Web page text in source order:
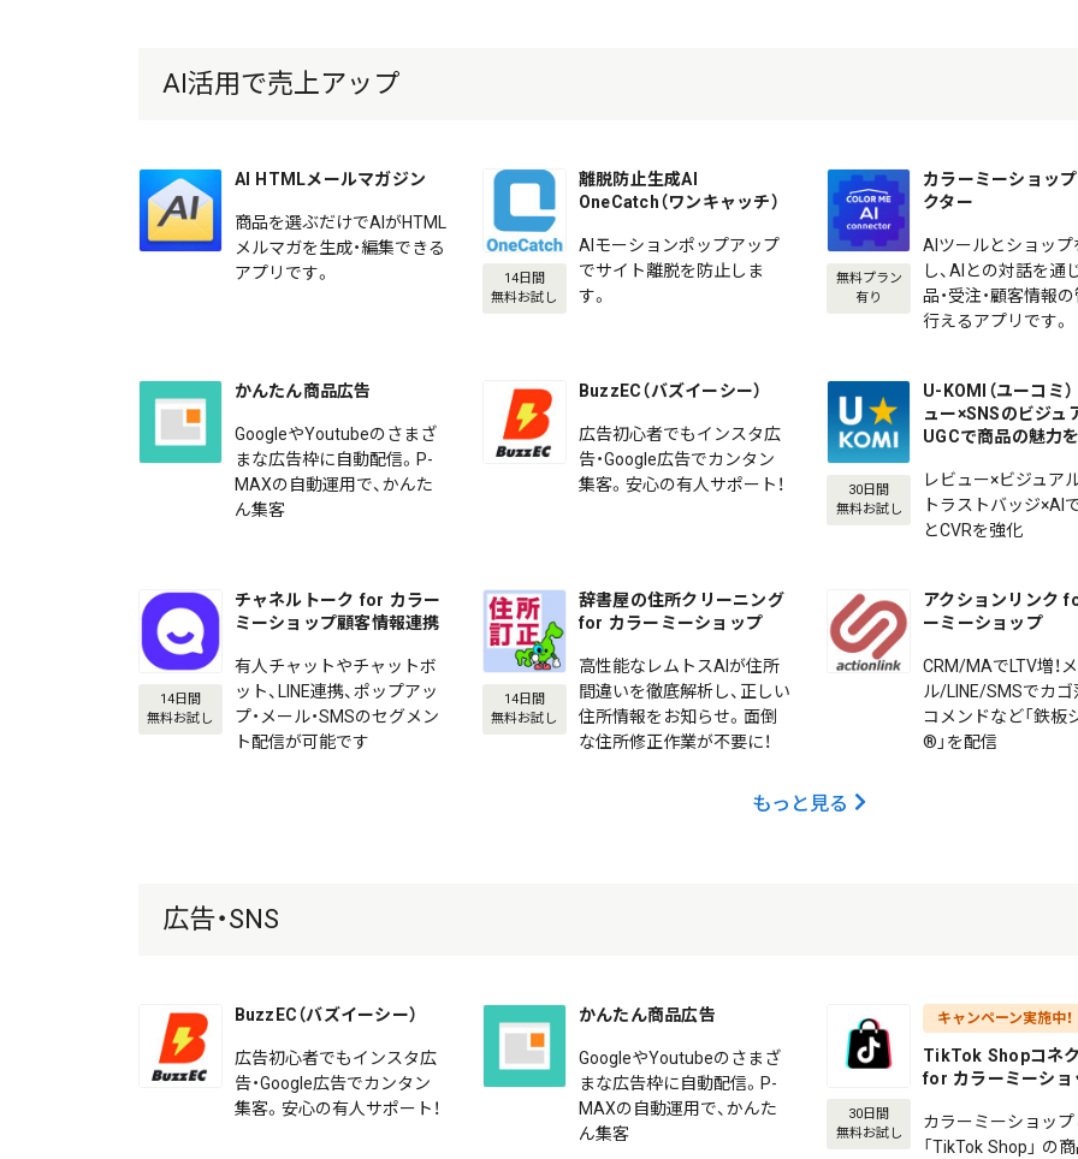
AI活用で売上アップ
AI HTMLメールマガジン
商品を選ぶだけでAIがHTML
メルマガを生成・編集できる
アプリです。
14日間
無料お試し
離脱防止生成AI
OneCatch（ワンキャッチ）
AIモーションポップアップ
でサイト離脱を防止しま
す。
無料プラン
有り
カラーミーショッ
クター
AIツールとショップ
し、AIとの対話を通
品・受注・顧客情報
行えるアプリです。
かんたん商品広告
GoogleやYoutubeのさまざ
まな広告枠に自動配信。P-
MAXの自動運用で、かんた
ん集客
BuzzEC（バズイーシー）
広告初心者でもインスタ広
告・Google広告でカンタン
集客。安心の有人サポート！
30日間
無料お試し
U-KOMI（ユーコミ
ュー×SNSのビジュ
UGCで商品の魅力
レビュー×ビジュア
トラストバッジ×AI
とCVRを強化
14日間
無料お試し
チャネルトーク for カラー
ミーショップ顧客情報連携
有人チャットやチャットボ
ット、LINE連携、ポップアッ
プ・メール・SMSのセグメン
ト配信が可能です
14日間
無料お試し
辞書屋の住所クリーニング
for カラーミーショップ
高性能なレムトスAIが住所
間違いを徹底解析し、正しい
住所情報をお知らせ。面倒
な住所修正作業が不要に！
アクションリンク
ーミーショップ
CRM/MAでLTV増！
ル/LINE/SMSでカ
コメンドなど「鉄板
®」を配信
もっと見る
広告・SNS
BuzzEC（バズイーシー）
広告初心者でもインスタ広
告・Google広告でカンタン
集客。安心の有人サポート！
かんたん商品広告
GoogleやYoutubeのさまざ
まな広告枠に自動配信。P-
MAXの自動運用で、かんた
ん集客
30日間
無料お試し
キャンペーン実施中！
TikTok Shopコネ
for カラーミーショ
カラーミーショップ
「TikTok Shop」 の商